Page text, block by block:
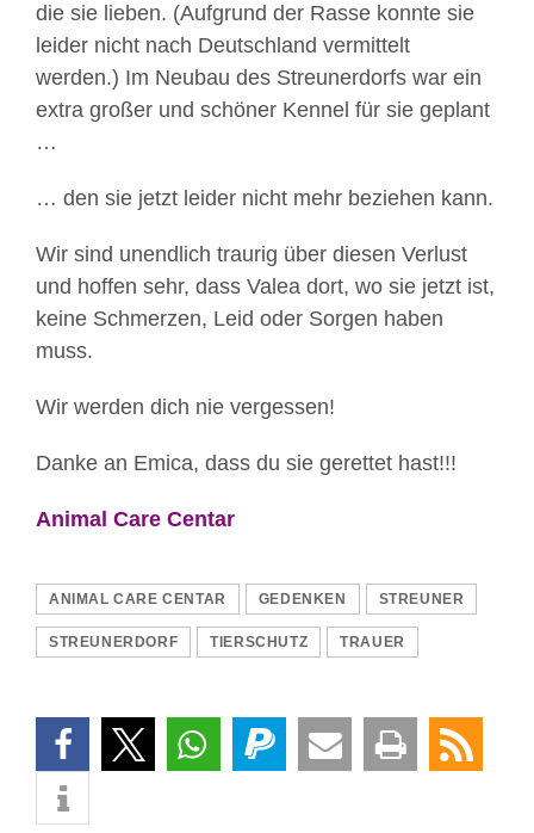
die sie lieben. (Aufgrund der Rasse konnte sie
leider nicht nach Deutschland vermittelt
werden.) Im Neubau des Streunerdorfs war ein
extra großer und schöner Kennel für sie geplant
…
… den sie jetzt leider nicht mehr beziehen kann.
Wir sind unendlich traurig über diesen Verlust
und hoffen sehr, dass Valea dort, wo sie jetzt ist,
keine Schmerzen, Leid oder Sorgen haben
muss.
Wir werden dich nie vergessen!
Danke an Emica, dass du sie gerettet hast!!!
Animal Care Centar
ANIMAL CARE CENTAR GEDENKEN STREUNER
STREUNERDORF TIERSCHUTZ TRAUER